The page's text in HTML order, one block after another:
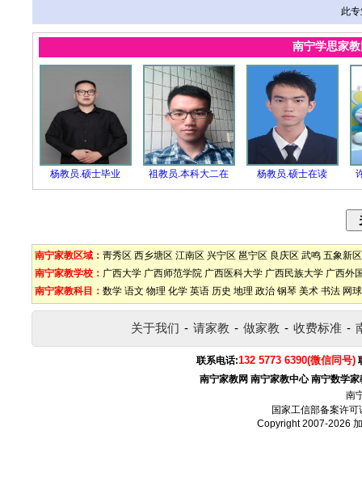
此
南宁学思家
杨教员.硕士毕业 祖教员.本科大二在 杨教员.硕士在读
南宁家教区域： 靑秀区 西乡塘区 江南区 兴宁区 邕宁区 良庆区 武鸣 五象新区
南宁家教学校： 广西大学 广西师范学院 广西医科大学 广西民族大学 广西外
南宁家教科目： 数学 语文 物理 化学 英语 历史 地理 政治 钢琴 美术 书法 网球
关于我们 - 请家教 - 做家教 - 收费标准 -
联系电话:132 5773 6390(微信同号)
南宁家教网 南宁家教中心 南宁数学家
南
国家工信部备案许可
Copyright 2007-2026